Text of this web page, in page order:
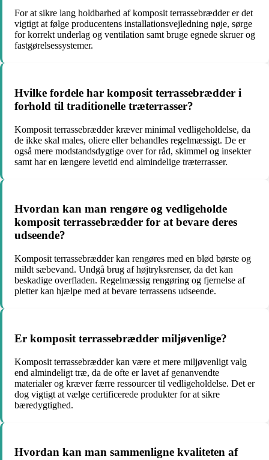
For at sikre lang holdbarhed af komposit terrassebrædder er det
vigtigt at følge producentens installationsvejledning nøje, sørge
for korrekt underlag og ventilation samt bruge egnede skruer og
fastgørelsessystemer.
Hvilke fordele har komposit terrassebrædder i
forhold til traditionelle træterrasser?
Komposit terrassebrædder kræver minimal vedligeholdelse, da
de ikke skal males, oliere eller behandles regelmæssigt. De er
også mere modstandsdygtige over for råd, skimmel og insekter
samt har en længere levetid end almindelige træterrasser.
Hvordan kan man rengøre og vedligeholde
komposit terrassebrædder for at bevare deres
udseende?
Komposit terrassebrædder kan rengøres med en blød børste og
mildt sæbevand. Undgå brug af højtryksrenser, da det kan
beskadige overfladen. Regelmæssig rengøring og fjernelse af
pletter kan hjælpe med at bevare terrassens udseende.
Er komposit terrassebrædder miljøvenlige?
Komposit terrassebrædder kan være et mere miljøvenligt valg
end almindeligt træ, da de ofte er lavet af genanvendte
materialer og kræver færre ressourcer til vedligeholdelse. Det er
dog vigtigt at vælge certificerede produkter for at sikre
bæredygtighed.
Hvordan kan man sammenligne kvaliteten af